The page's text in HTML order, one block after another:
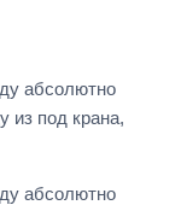
абсолютно
из под крана,
абсолютно